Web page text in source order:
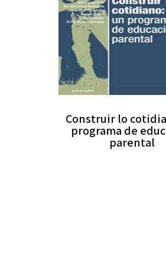
Construir lo
programa de
parental